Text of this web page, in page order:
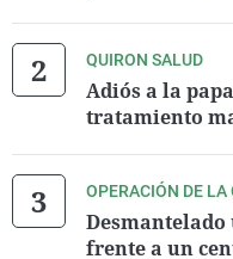
QUIRON SALUD
Adiós a la
tratamiento
OPERACIÓN DE
Desmantelado
frente a un